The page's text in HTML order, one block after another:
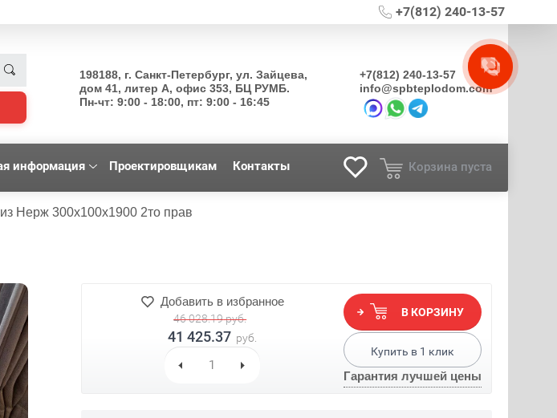
+7(812) 240-13-57
198188, г. Санкт-Петербург, ул. Зайцева,
дом 41, литер А, офис 353, БЦ РУМБ.
Пн-чт: 9:00 - 18:00, пт: 9:00 - 16:45
+7(812) 240-13-57
info@spbteplodom.com
информация Проектировщикам Контакты Корзина пуста
Нерж 300x100x1900 2то прав
Добавить в избранное
46 028.19руб.
41 425.37 руб.
В КОРЗИНУ
Купить в 1 клик
Гарантия лучшей цены